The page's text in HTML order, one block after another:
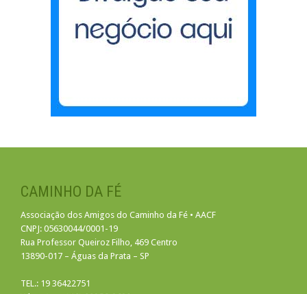
CAMINHO DA FÉ
Associação dos Amigos do Caminho da Fé • AACF
CNPJ: 05630044/0001-19
Rua Professor Queiroz Filho, 469 Centro
13890-017 – Águas da Prata – SP
TEL.: 19 36422751